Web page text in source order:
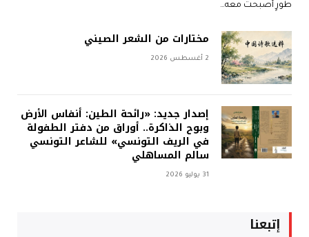
طورٍ أصبحت معه…
مختارات من الشعر الصيني
2 أغسطس 2026
إصدار جديد: «رائحة الطين: أنفاس الأرض
وبوح الذاكرة.. أوراق من دفتر الطفولة
في الريف التونسي» للشاعر التونسي
سالم المساهلي
31 يوليو 2026
إتبعنا